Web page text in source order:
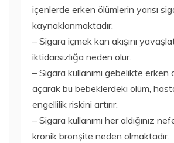
içenlerde erken ölümlerin yarısı
kaynaklanmaktadır.
– Sigara içmek kan akışını
iktidarsızlığa neden olur.
– Sigara kullanımı gebelikte erken
açarak bu bebeklerdeki ölüm,
engellilik riskini artırır.
– Sigara kullanımı her aldığınız
kronik bronşite neden olmaktadır.